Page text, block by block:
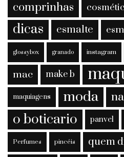
comprinhas
dicas esmalte
glossybox granado instagram
mac make b
maquiagens moda
o boticario panvel
Perfumes pincéis quem